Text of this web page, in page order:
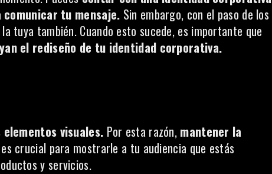
tu mensaje. Sin embargo, con el paso de los
tuya también. Cuando esto sucede, es importante que
el rediseño de tu identidad corporativa.
visuales. Por esta razón, mantener la
crucial para mostrarle a tu audiencia que estás
y servicios.